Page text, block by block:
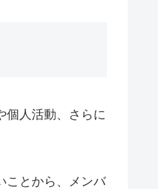
個人活動、さらに
ことから、メンバ